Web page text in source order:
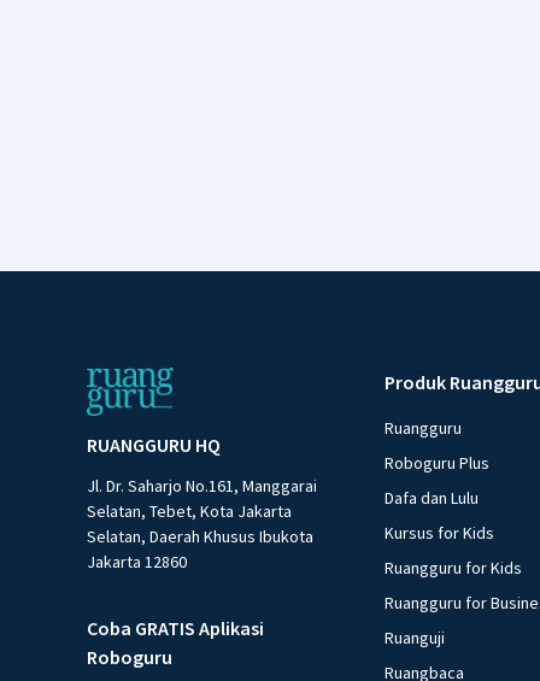
RUANGGURU HQ
Jl. Dr. Saharjo No.161, Manggarai
Selatan, Tebet, Kota Jakarta
Selatan, Daerah Khusus Ibukota
Jakarta 12860
Coba GRATIS Aplikasi
Roboguru
Produk
Ruangguru
Roboguru Plus
Dafa dan Lulu
Kursus for Kids
Ruangguru for Kids
Ruangguru for
Ruanguji
Ruangbaca